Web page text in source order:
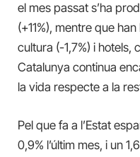
el mes passat s’ha
(+11%), mentre que
cultura (-1,7%) i hotels,
Catalunya continua
la vida respecte a la
Pel que fa a l’Estat
0,9% l’últim mes, i un